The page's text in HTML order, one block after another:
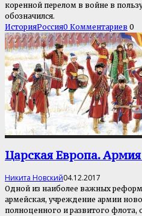
коренной перелом в войне в
обозначился.
ИсторияРоссия0 Комментариев 0
Царская Европа.
Никита Новский04.12.2017
Одной из наиболее важных
армейская, учреждение армии
полноценного и развитого флота,